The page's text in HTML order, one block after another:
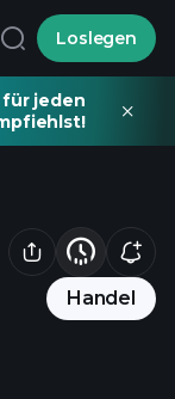
Loslegen
für jeden
Handel